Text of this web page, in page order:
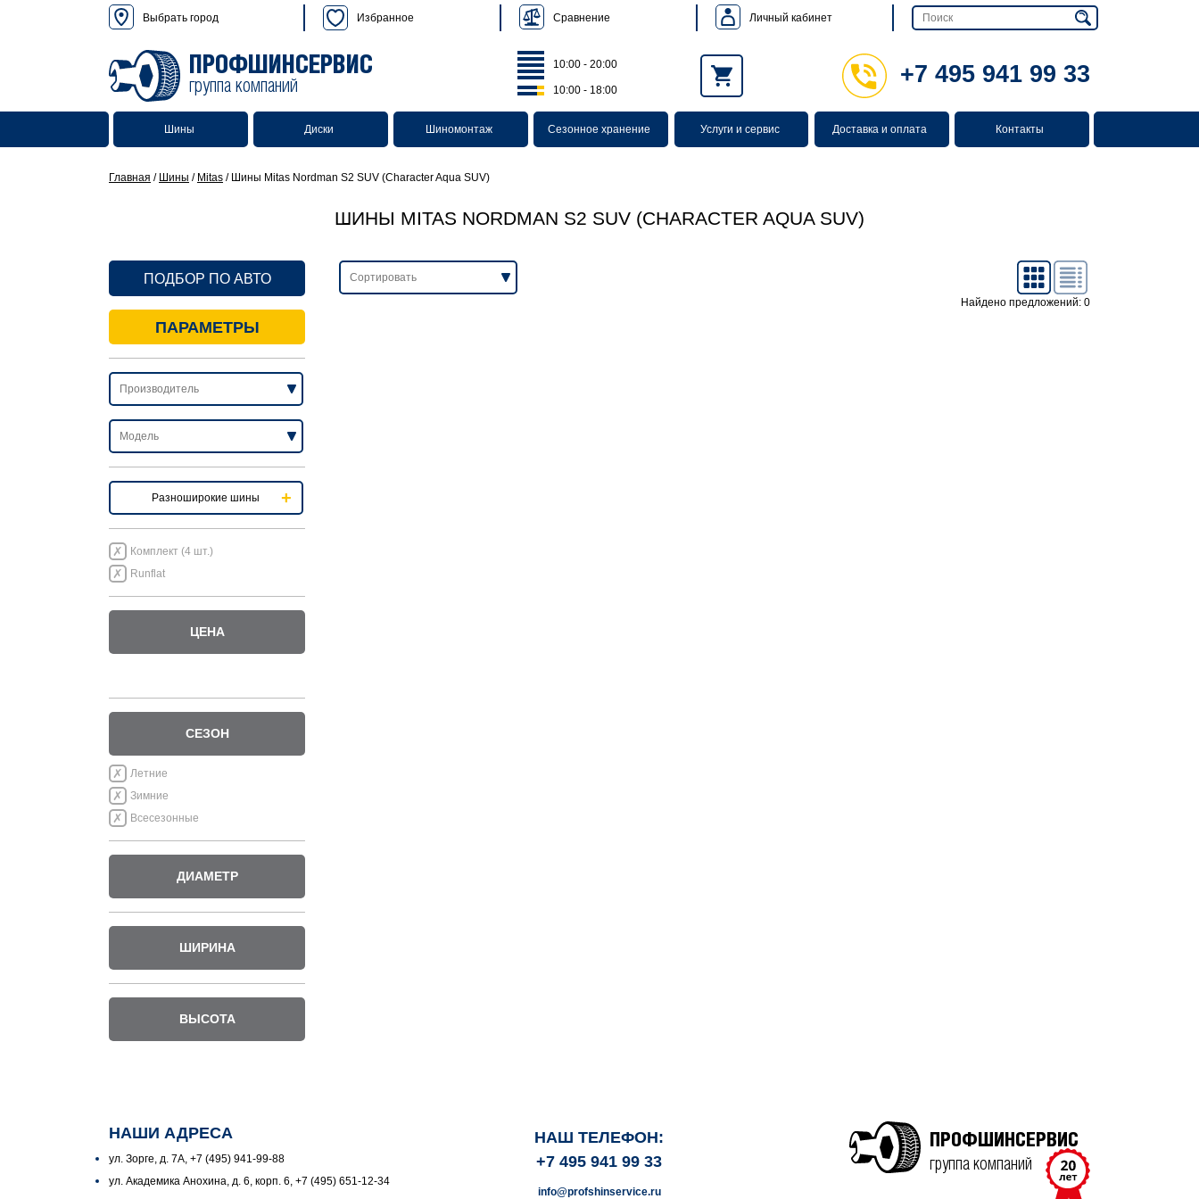
Выбрать город Избранное Сравнение Личный кабинет
ПРОФШИНСЕРВИС
группа компаний
10:00 - 20:00
10:00 - 18:00
+7 495 941 99 33
Шины Диски Шиномонтаж Сезонное хранение Услуги и сервис Доставка и оплата Контакты
Главная / Шины / Mitas / Шины Mitas Nordman S2 SUV (Character Aqua SUV)
ШИНЫ MITAS NORDMAN S2 SUV (CHARACTER AQUA SUV)
ПОДБОР ПО АВТО
ПАРАМЕТРЫ
Разноширокие шины
Комплект (4 шт.)
Runflat
ЦЕНА
СЕЗОН
Летние
Зимние
Всесезонные
ДИАМЕТР
ШИРИНА
ВЫСОТА
Найдено предложений: 0
НАШИ АДРЕСА
ул. Зорге, д. 7А, +7 (495) 941-99-88
ул. Академика Анохина, д. 6, корп. 6, +7 (495) 651-12-34
НАШ ТЕЛЕФОН:
+7 495 941 99 33
info@profshinservice.ru
ПРОФШИНСЕРВИС
группа компаний